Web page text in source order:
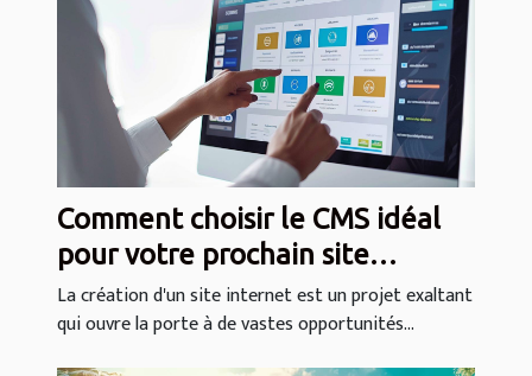
Comment choisir le CMS idéal
pour votre prochain site
internet
La création d'un site internet est un projet exaltant
qui ouvre la porte à de vastes opportunités...